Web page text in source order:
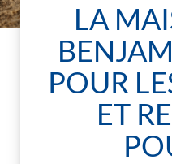
LA
POUR
ET